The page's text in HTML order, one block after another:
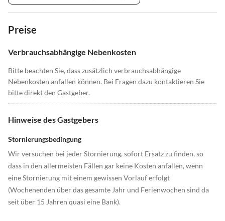
Preise
Verbrauchsabhängige Nebenkosten
Bitte beachten Sie, dass zusätzlich verbrauchsabhängige
Nebenkosten anfallen können. Bei Fragen dazu kontaktieren Sie
bitte direkt den Gastgeber.
Hinweise des Gastgebers
Stornierungsbedingung
Wir versuchen bei jeder Stornierung, sofort Ersatz zu finden, so
dass in den allermeisten Fällen gar keine Kosten anfallen, wenn
eine Stornierung mit einem gewissen Vorlauf erfolgt
(Wochenenden über das gesamte Jahr und Ferienwochen sind da
seit über 15 Jahren quasi eine Bank).